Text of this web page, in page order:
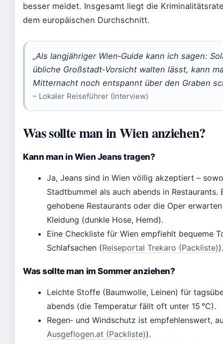
besser meidet. Insgesamt liegt die
dem europäischen Durchschnitt.
„Als langjähriger Wien‑Guide kann ich sagen:
übliche Großstadt‑Vorsicht walten lässt, kann
Mitternacht noch entspannt über den Graben
– Lokaler Reiseführer (Interview)
Was sollte man in Wien anziehen?
Kann man in Wien Jeans tragen?
Ja, Jeans sind in Wien völlig akzeptiert –
Stadtbummel als auch abends in Restaurants.
gehobene Restaurants oder die Oper
Kleidung (dunkle Hose, Hemd).
Eine Checkliste für Wien empfiehlt bequeme
Schlafsachen (Reiseportal Trekaro (Packliste)).
Was sollte man im Sommer anziehen?
Leichte Stoffe (Baumwolle, Leinen) für
abends (die Temperatur fällt oft unter 15 °C).
Regen‑ und Windschutz ist empfehlenswert,
Ausgeflogen.at (Packliste)).